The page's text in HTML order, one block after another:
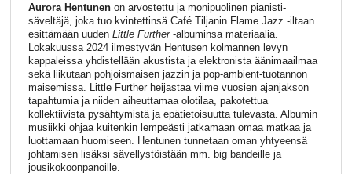
Aurora Hentunenon arvostettu ja monipuolinen pianisti-
säveltäjä, joka tuo kvintettinsä Café Tiljanin Flame Jazz -iltaan
esittämään uuden Little Further-albuminsa materiaalia.
Lokakuussa 2024 ilmestyvän Hentusen kolmannen levyn
kappaleissa yhdistellään akustista ja elektronista äänimaailmaa
sekä liikutaan pohjoismaisen jazzin ja pop-ambient-tuotannon
maisemissa. Little Further heijastaa viime vuosien ajanjakson
tapahtumia ja niiden aiheuttamaa olotilaa, pakotettua
kollektiivista pysähtymistä ja epätietoisuutta tulevasta. Albumin
musiikki ohjaa kuitenkin lempeästi jatkamaan omaa matkaa ja
luottamaan huomiseen. Hentunen tunnetaan oman yhtyeensä
johtamisen lisäksi sävellystöistään mm. big bandeille ja
jousikokoonpanoille.